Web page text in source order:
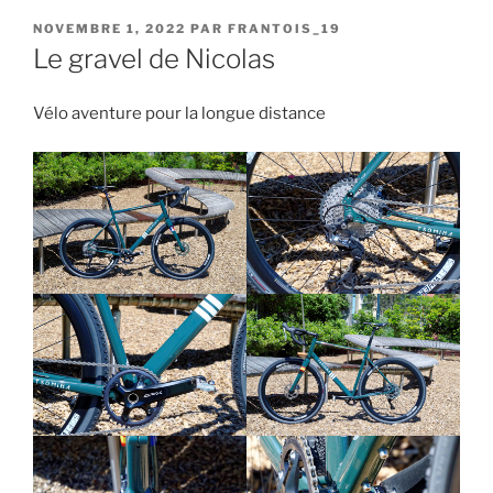
PUBLIÉ
LE
NOVEMBRE 1, 2022 PAR FRANTOIS_19
Le gravel de Nicolas
Vélo aventure pour la longue distance